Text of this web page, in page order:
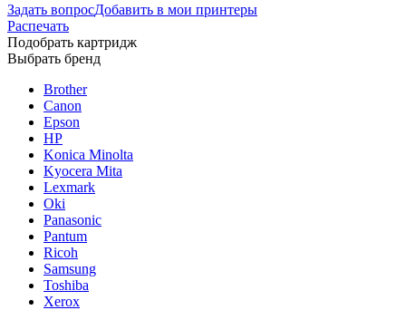
Задать вопросДобавить в мои принтеры
Распечать
Подобрать картридж
Выбрать бренд
Brother
Canon
Epson
HP
Konica Minolta
Kyocera Mita
Lexmark
Oki
Panasonic
Pantum
Ricoh
Samsung
Toshiba
Xerox